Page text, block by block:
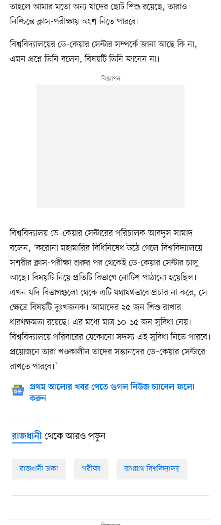
তাহলে আমার মতো অন্য যাদের ছোট শিশু রয়েছে, তারাও
নিশ্চিন্তে ক্লাস-পরীক্ষায় অংশ নিতে পারবে।
বিশ্ববিদ্যালয়ের ডে-কেয়ার সেন্টার সম্পর্কে জানা আছে কি না,
এমন প্রশ্নে তিনি বলেন, বিষয়টি তিনি জানেন না।
বিশ্ববিদ্যালয় ডে–কেয়ার সেন্টারের পরিচালক আবদুস সামাদ
বলেন, ‘করোনা মহামারির বিধিনিষেধ উঠে গেলে বিশ্ববিদ্যালয়ে
সশরীর ক্লাস-পরীক্ষা শুরুর পর থেকেই ডে-কেয়ার সেন্টার চালু
আছে। বিষয়টি নিয়ে প্রতিটি বিভাগে নোটিশ পাঠানো হয়েছিল।
এখন যদি বিভাগগুলো থেকে এটি যথাযথভাবে প্রচার না করে, সে
ক্ষেত্রে বিষয়টি দুঃখজনক। আমাদের ২৫ জন শিশু রাখার
ধারণক্ষমতা রয়েছে। এর মধ্যে মাত্র ১০-১৫ জন সুবিধা নেয়।
বিশ্ববিদ্যালয়ে পরিবারের যেকোনো সদস্য এই সুবিধা নিতে পারবে।
প্রয়োজনে তারা খণ্ডকালীন তাদের সন্তানদের ডে–কেয়ার সেন্টারে
রাখতে পারবে।’
প্রথম আলোর খবর পেতে গুগল নিউজ চ্যানেল ফলো
করুন
রাজধানীথেকে আরও পড়ুন
রাজধানী ঢাকা পরীক্ষা জগন্নাথ বিশ্ববিদ্যালয়